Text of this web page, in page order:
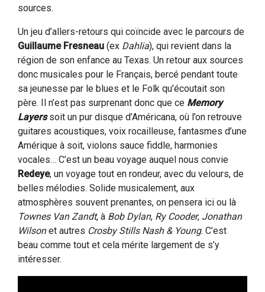
sources.
Un jeu d’allers-retours qui coïncide avec le parcours de
Guillaume Fresneau (ex Dahlia), qui revient dans la
région de son enfance au Texas. Un retour aux sources
donc musicales pour le Français, bercé pendant toute
sa jeunesse par le blues et le Folk qu’écoutait son
père. Il n’est pas surprenant donc que ce Memory
Layerssoit un pur disque d’Américana, où l’on retrouve
guitares acoustiques, voix rocailleuse, fantasmes d’une
Amérique à soit, violons sauce fiddle, harmonies
vocales… C’est un beau voyage auquel nous convie
Redeye, un voyage tout en rondeur, avec du velours, de
belles mélodies. Solide musicalement, aux
atmosphères souvent prenantes, on pensera ici ou là
Townes Van Zandt, à Bob Dylan, Ry Cooder, Jonathan
Wilsonet autres Crosby Stills Nash & Young. C’est
beau comme tout et cela mérite largement de s’y
intéresser.